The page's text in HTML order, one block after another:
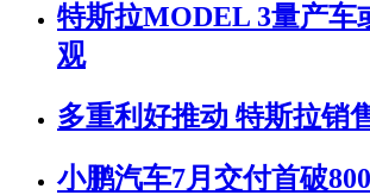
特斯拉MODEL 3量产车
观
多重利好推动 特斯拉销
小鹏汽车7月交付首破